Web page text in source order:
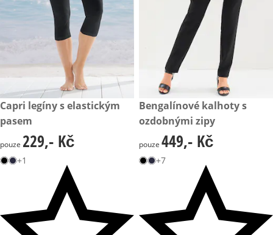
229,- Kč
Capri legíny s elastickým
pasem
229,- Kč
pouze 229,- Kč
+1
449,- Kč
Bengalínové kalhoty s
ozdobnými zipy
449,- Kč
pouze 449,- Kč
+7